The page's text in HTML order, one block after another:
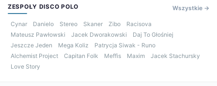
ZESPOŁY DISCO POLO Wszystkie →
Cynar Danielo Stereo Skaner Zibo
Racisova
Mateusz Pawłowski
Jacek Dworakowski
Daj To Głośniej
Jeszcze Jeden
Mega Koliz
Patrycja Siwak - Runo
Alchemist Project
Capitan Folk Meffis Maxim
Jacek Stachursky
Love Story